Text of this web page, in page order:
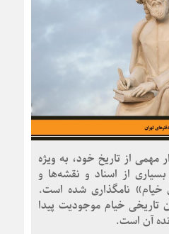
مهمی از تاریخ خود، به ویژه
از اسناد و نقشه‌ها و
خیام» نامگذاری شده است.
تاریخی خیام موجودیت پیدا
آن است.